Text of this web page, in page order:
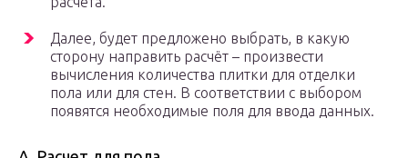
Далее, будет предложено выбрать, в какую
сторону направить расчёт – произвести
вычисления количества плитки для отделки
пола или для стен. В соответствии с выбором
появятся необходимые поля для ввода данных.